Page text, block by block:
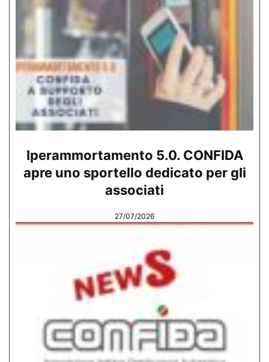
Iperammortamento 5.0. CONFIDA
apre uno sportello dedicato per gli
associati
27/07/2026